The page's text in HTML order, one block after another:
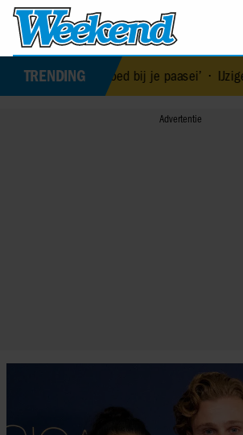
TRENDING
goed bij je paasei’ •IJzige strijd krijgt